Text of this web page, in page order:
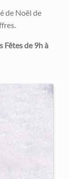
de Noël de
Fêtes de 9h à